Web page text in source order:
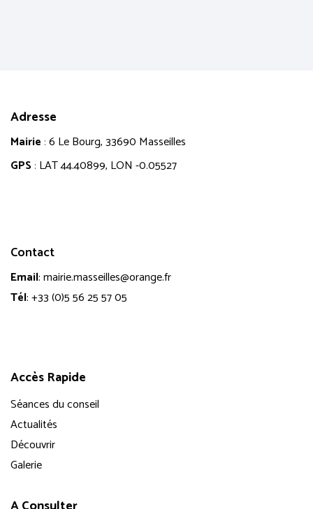
Adresse
Mairie:6 Le Bourg, 33690 Masseilles
GPS: LAT 44.40899, LON -0.05527
Contact
Email:mairie.masseilles@orange.fr
Tél:+33 (0)5 56 25 57 05
Accès Rapide
Séances du conseil
Actualités
Découvrir
Galerie